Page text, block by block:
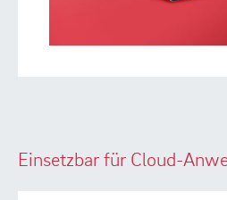
Einsetzbar für Cloud-